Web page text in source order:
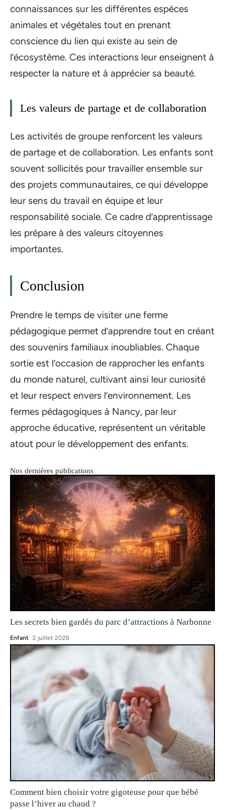
connaissances sur les différentes espèces
animales et végétales tout en prenant
conscience du lien qui existe au sein de
l’écosystème. Ces interactions leur enseignent à
respecter la nature et à apprécier sa beauté.
Les valeurs de partage et de collaboration
Les activités de groupe renforcent les valeurs
de partage et de collaboration. Les enfants sont
souvent sollicités pour travailler ensemble sur
des projets communautaires, ce qui développe
leur sens du travail en équipe et leur
responsabilité sociale. Ce cadre d’apprentissage
les prépare à des valeurs citoyennes
importantes.
Conclusion
Prendre le temps de visiter une ferme
pédagogique permet d’apprendre tout en créant
des souvenirs familiaux inoubliables. Chaque
sortie est l’occasion de rapprocher les enfants
du monde naturel, cultivant ainsi leur curiosité
et leur respect envers l’environnement. Les
fermes pédagogiques à Nancy, par leur
approche éducative, représentent un véritable
atout pour le développement des enfants.
Nos dernières publications
Les secrets bien gardés du parc d’attractions à Narbonne
Enfant 2 juillet 2026
Comment bien choisir votre gigoteuse pour que bébé
passe l’hiver au chaud ?